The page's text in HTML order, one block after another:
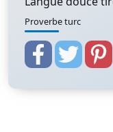
Proverbe turc